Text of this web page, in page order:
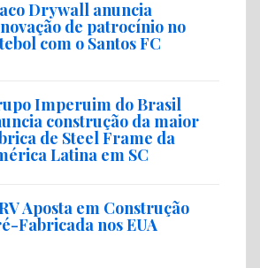
Drywall anuncia
de patrocínio no
com o Santos FC
Imperuim do Brasil
construção da maior
de Steel Frame da
Latina em SC
Aposta em Construção
Fabricada nos EUA